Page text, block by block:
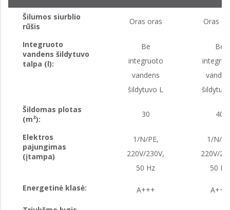
Šilumos siurblio
rūšis
Oras oras Oras
Integruoto
vandens šildytuvo
talpa (l):
Be
integruoto
vandens
šildytuvo L
Be
Šildomas plotas
(m²):
30 40
Elektros
pajungimas
(įtampa)
1/N/PE,
220V/230V,
50 Hz
1/N/
220V/
50 Hz
Energetinė klasė: A+++ A+++